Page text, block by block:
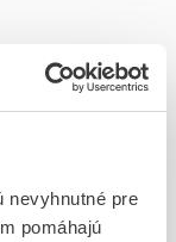
nevyhnutné pre
pomáhajú